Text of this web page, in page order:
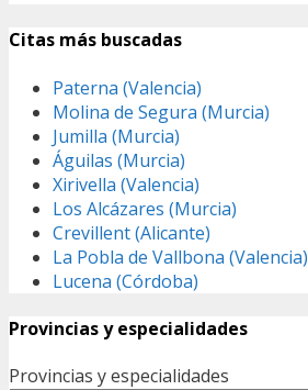
Citas más buscadas
Paterna (Valencia)
Molina de Segura (Murcia)
Jumilla (Murcia)
Águilas (Murcia)
Xirivella (Valencia)
Los Alcázares (Murcia)
Crevillent (Alicante)
La Pobla de Vallbona (Valencia)
Lucena (Córdoba)
Provincias y especialidades
Provincias y especialidades